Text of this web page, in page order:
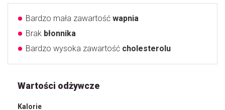
Bardzo mała zawartość wapnia
Brak błonnika
Bardzo wysoka zawartość cholesterolu
Wartości odżywcze
Kalorie